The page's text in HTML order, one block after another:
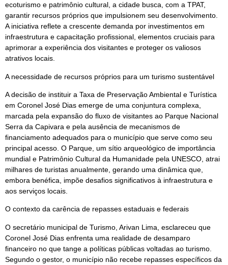
ecoturismo e patrimônio cultural, a cidade busca, com a TPAT,
garantir recursos próprios que impulsionem seu desenvolvimento.
A iniciativa reflete a crescente demanda por investimentos em
infraestrutura e capacitação profissional, elementos cruciais para
aprimorar a experiência dos visitantes e proteger os valiosos
atrativos locais.
A necessidade de recursos próprios para um turismo sustentável
A decisão de instituir a Taxa de Preservação Ambiental e Turística
em Coronel José Dias emerge de uma conjuntura complexa,
marcada pela expansão do fluxo de visitantes ao Parque Nacional
Serra da Capivara e pela ausência de mecanismos de
financiamento adequados para o município que serve como seu
principal acesso. O Parque, um sítio arqueológico de importância
mundial e Patrimônio Cultural da Humanidade pela UNESCO, atrai
milhares de turistas anualmente, gerando uma dinâmica que,
embora benéfica, impõe desafios significativos à infraestrutura e
aos serviços locais.
O contexto da carência de repasses estaduais e federais
O secretário municipal de Turismo, Arivan Lima, esclareceu que
Coronel José Dias enfrenta uma realidade de desamparo
financeiro no que tange a políticas públicas voltadas ao turismo.
Segundo o gestor, o município não recebe repasses específicos da